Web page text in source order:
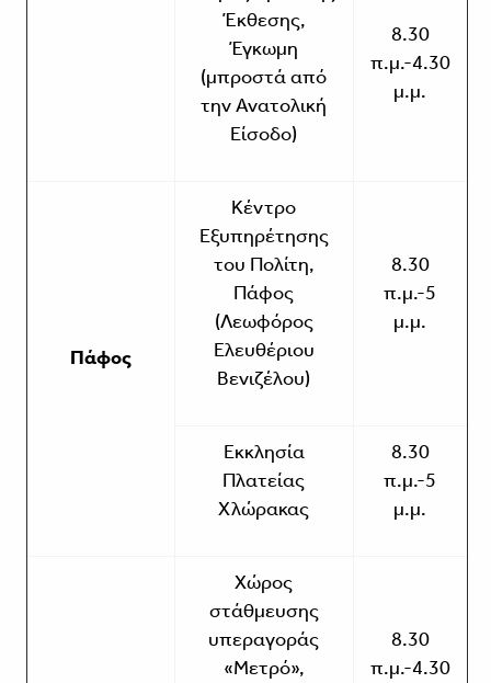
Έκθεσης,
Έγκωμη
(μπροστά από
την Ανατολική
Είσοδο)
8.30
π.μ.-4.30
μ.μ.
Πάφος
Κέντρο
Εξυπηρέτησης
του Πολίτη,
Πάφος
(Λεωφόρος
Ελευθέριου
Βενιζέλου)
8.30
π.μ.-5
μ.μ.
Εκκλησία
Πλατείας
Χλώρακας
8.30
π.μ.-5
μ.μ.
Χώρος
στάθμευσης
υπεραγοράς
«Μετρό»,
8.30
π.μ.-4.30